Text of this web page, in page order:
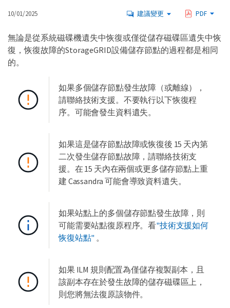
10/01/2025 建議變更 PDF
無論是從系統磁碟機遺失中恢復或僅從儲存磁碟區遺失中恢
復，恢復故障的StorageGRID設備儲存節點的過程都是相同
的。
如果多個儲存節點發生故障（或離線），
請聯絡技術支援。不要執行以下恢復程
序。可能會發生資料遺失。
如果這是儲存節點故障或恢復後 15 天內第
二次發生儲存節點故障，請聯絡技術支
援。在 15 天內在兩個或更多儲存節點上重
建 Cassandra 可能會導致資料遺失。
如果站點上的多個儲存節點發生故障，則
可能需要站點復原程序。看"技術支援如何
恢復站點" 。
如果 ILM 規則配置為僅儲存複製副本，且
該副本存在於發生故障的儲存磁碟區上，
則您將無法復原該物件。